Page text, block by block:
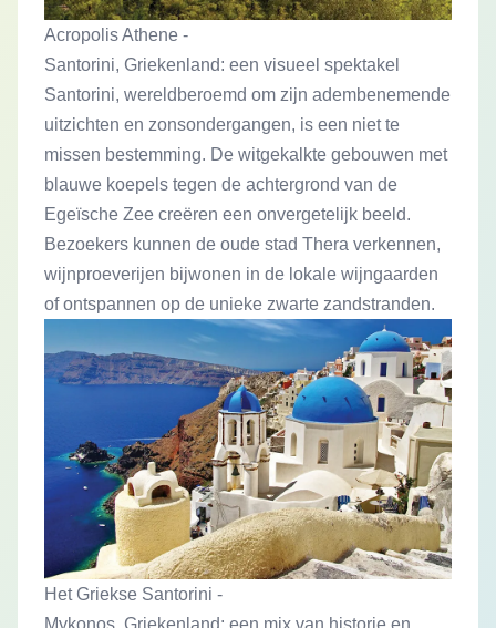
Acropolis Athene -
Santorini, Griekenland: een visueel spektakel
Santorini, wereldberoemd om zijn adembenemende
uitzichten en zonsondergangen, is een niet te
missen bestemming. De witgekalkte gebouwen met
blauwe koepels tegen de achtergrond van de
Egeïsche Zee creëren een onvergetelijk beeld.
Bezoekers kunnen de oude stad Thera verkennen,
wijnproeverijen bijwonen in de lokale wijngaarden
of ontspannen op de unieke zwarte zandstranden.
Het Griekse Santorini -
Mykonos, Griekenland: een mix van historie en